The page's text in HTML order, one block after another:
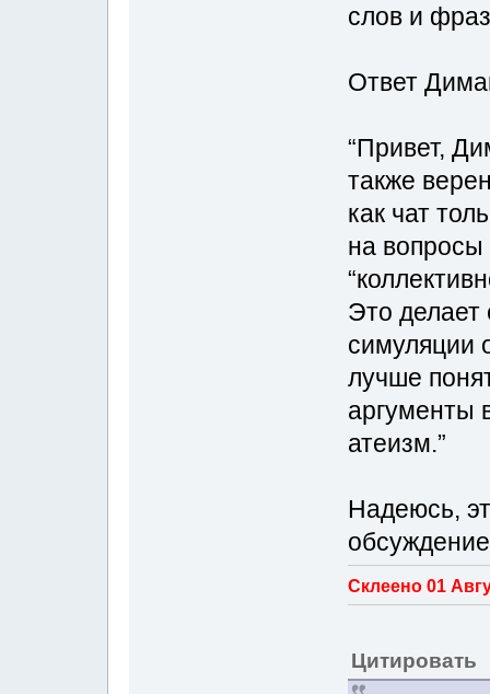
слов и
Ответ
“Привет,
также
как чат
на вопросы
Это делает
симуляции
лучше
аргументы
атеизм.”
Надеюсь,
Склеено 01
Цитировать